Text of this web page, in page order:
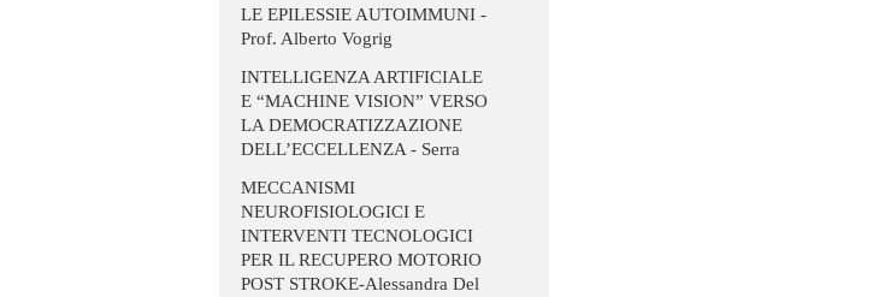
LE EPILESSIE AUTOIMMUNI -
Prof. Alberto Vogrig
INTELLIGENZA ARTIFICIALE
E “MACHINE VISION” VERSO
LA DEMOCRATIZZAZIONE
DELL’ECCELLENZA - Serra
MECCANISMI
NEUROFISIOLOGICI E
INTERVENTI TECNOLOGICI
PER IL RECUPERO MOTORIO
POST STROKE-Alessandra Del